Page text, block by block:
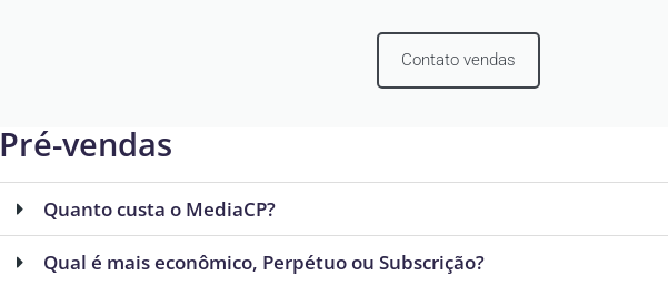
Contato vendas
Pré-vendas
Quanto custa o MediaCP?
Qual é mais econômico, Perpétuo ou Subscrição?